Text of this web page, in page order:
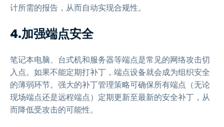
计所需的报告，从而自动实现合规性。
4.加强端点安全
笔记本电脑、台式机和服务器等端点是常见的网络攻击切
入点。如果不能定期打补丁，端点设备就会成为组织安全
的薄弱环节。强大的补丁管理策略可确保所有端点（无论
现场端点还是远程端点）定期更新至最新的安全补丁，从
而降低受攻击的可能性。